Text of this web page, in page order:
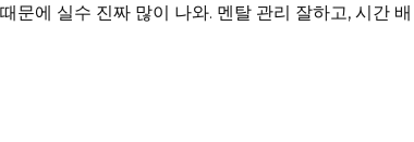
문에 실수 진짜 많이 나와. 멘탈 관리 잘하고, 시간 배